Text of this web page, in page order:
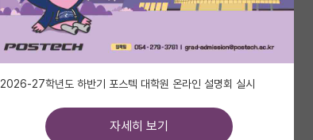
2026-27학년도 하반기 포스텍 대학원 온라인 설명회 실시
자세히 보기